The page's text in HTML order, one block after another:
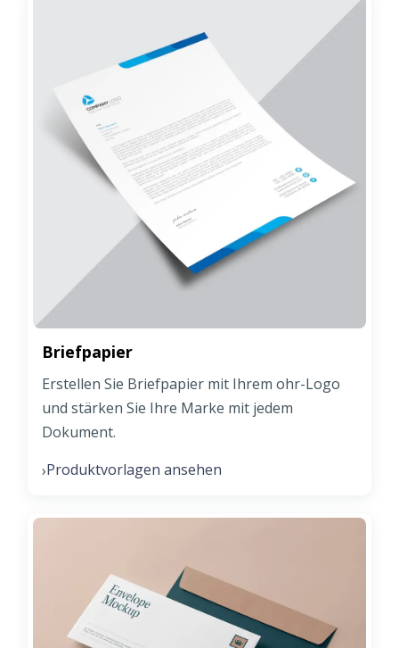
Briefpapier
Erstellen Sie Briefpapier mit Ihrem ohr-Logo
und stärken Sie Ihre Marke mit jedem
Dokument.
›Produktvorlagen ansehen